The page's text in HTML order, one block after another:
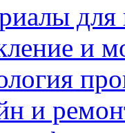
для
и
и